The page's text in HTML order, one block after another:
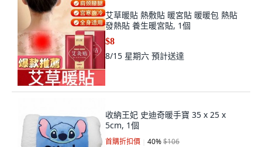
艾草暖貼 熱敷貼 暖宮貼 暖暖包 熱貼
發熱貼 養生暖宮貼, 1個
$8
8/15 星期六 預計送達
收納王妃 史迪奇暖手寶 35 x 25 x
5cm, 1個
首購折扣價 40%$106